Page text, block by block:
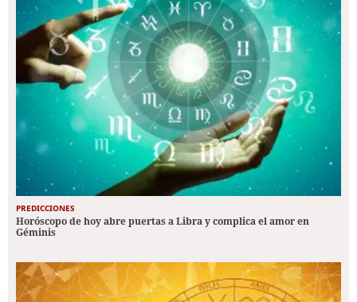
PREDICCIONES
Horóscopo de hoy abre puertas a Libra y complica el amor en
Géminis